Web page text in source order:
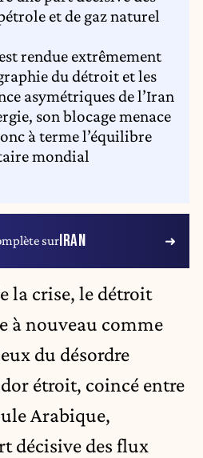
et de gaz naturel
rendue extrêmement
du détroit et les
asymétriques de l’Iran
son blocage menace
à terme l’équilibre
mondial
surIRAN
la crise, le détroit
à nouveau comme
du désordre
étroit, coincé entre
Arabique,
décisive des flux